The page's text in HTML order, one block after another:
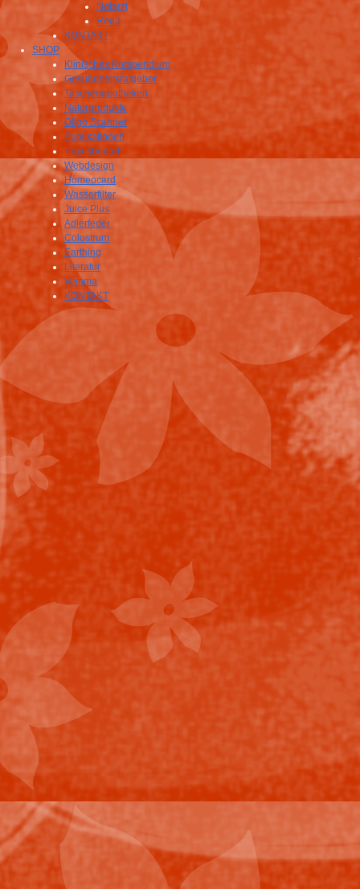
Notarzt
Rega
KONTAKT
SHOP
Klinisches Kompendium
Gesundheitsratgeber
Taschenapotheken
Naturprodukte
Oligo Scanner
Publikationen
Praxisbedarf
Webdesign
Homeocard
Wasserfilter
Juice Plus
Adlerfeder
Colostrum
Earthing
Literatur
Vemma
KONTAKT